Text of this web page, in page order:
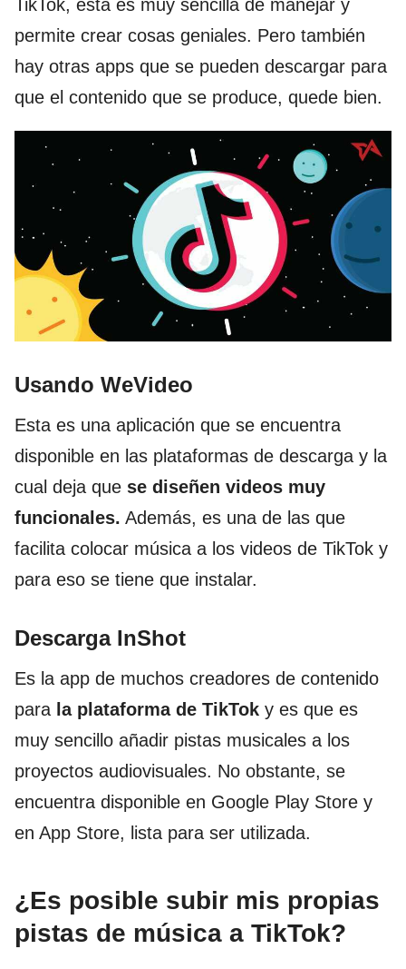
TikTok, esta es muy sencilla de manejar y
permite crear cosas geniales. Pero también
hay otras apps que se pueden descargar para
que el contenido que se produce, quede bien.
Usando WeVideo
Esta es una aplicación que se encuentra
disponible en las plataformas de descarga y la
cual deja que se diseñen videos muy
funcionales. Además, es una de las que
facilita colocar música a los videos de TikTok y
para eso se tiene que instalar.
Descarga InShot
Es la app de muchos creadores de contenido
para la plataforma de TikTok y es que es
muy sencillo añadir pistas musicales a los
proyectos audiovisuales. No obstante, se
encuentra disponible en Google Play Store y
en App Store, lista para ser utilizada.
¿Es posible subir mis propias
pistas de música a TikTok?